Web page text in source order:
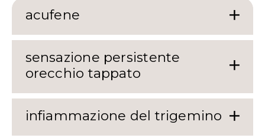
acufene
sensazione persistente
orecchio tappato
infiammazione del trigemino